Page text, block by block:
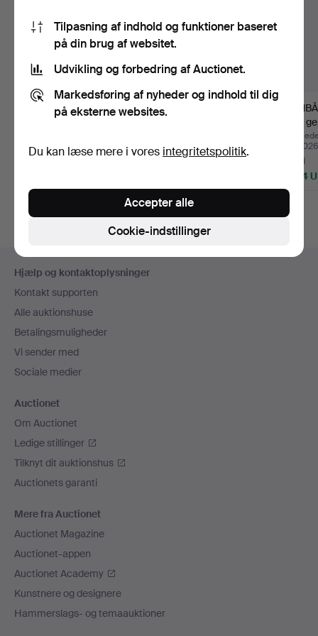
WIWEN NILSSON.
Armbånd, sterlingsølv,
jun 2026
ARMBÅND GULD
jun 2026
med
dekor
jun 2026
3 bud
1.424
Sidefodsnavigation
Hjælp og kontaktoplysninger
Kontakt supporten
Alle auktionshuse
Betalingsmuligheder
Vi sender med
Sociale medier
Auctionet
Om Auctionet
Ledige stillinger
Tilknyt dit auktionshus
Auctionets garanti
Mere fra Auctionet
Auctionet Magazine
Auctionet-appen
Auctionet Academy
Kunstnere og designere
Hammerslags- og temaauktioner
Tilpasning af indhold og funktioner baseret
på din brug af websitet.
Udvikling og forbedring af Auctionet.
Markedsføring af nyheder og indhold til dig
på eksterne websites.
Du kan læse mere i vores integritetspolitik.
Cookie-indstillinger
Accepter alle